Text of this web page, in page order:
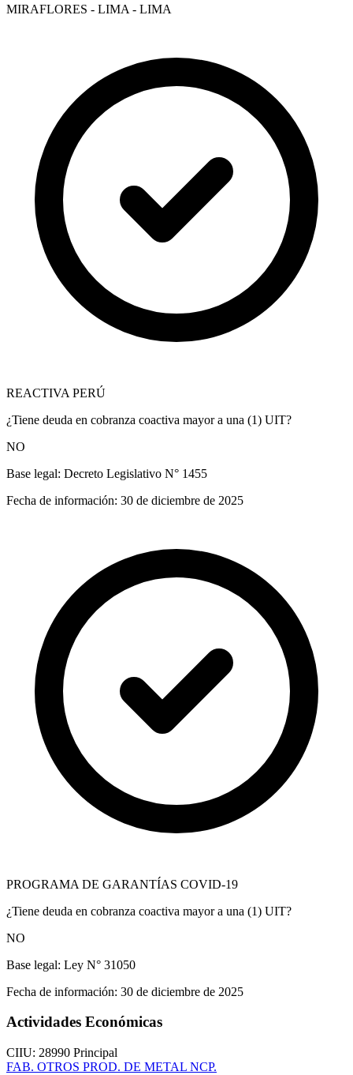
MIRAFLORES - LIMA - LIMA
REACTIVA PERÚ
¿Tiene deuda en cobranza coactiva mayor a una (1) UIT?
NO
Base legal: Decreto Legislativo N° 1455
Fecha de información: 30 de diciembre de 2025
PROGRAMA DE GARANTÍAS COVID-19
¿Tiene deuda en cobranza coactiva mayor a una (1) UIT?
NO
Base legal: Ley N° 31050
Fecha de información: 30 de diciembre de 2025
Actividades Económicas
CIIU: 28990 Principal
FAB. OTROS PROD. DE METAL NCP.